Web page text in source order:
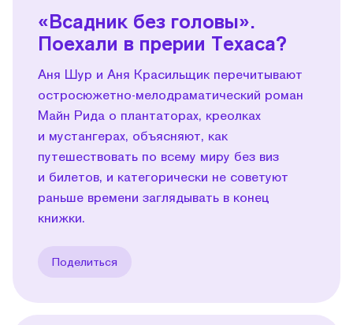
«Всадник без головы».
Поехали в прерии Техаса?
Аня Шур и Аня Красильщик перечитывают
остросюжетно-мелодраматический роман
Майн Рида о плантаторах, креолках
и мустангерах, объясняют, как
путешествовать по всему миру без виз
и билетов, и категорически не советуют
раньше времени заглядывать в конец
книжки.
Поделиться